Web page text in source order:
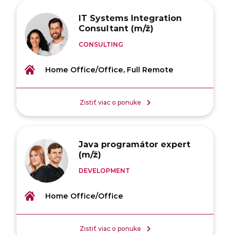
IT Systems Integration
Consultant (m/ž)
CONSULTING
Home Office/Office, Full Remote
Zistiť viac o ponuke
Java programátor expert
(m/ž)
DEVELOPMENT
Home Office/Office
Zistiť viac o ponuke